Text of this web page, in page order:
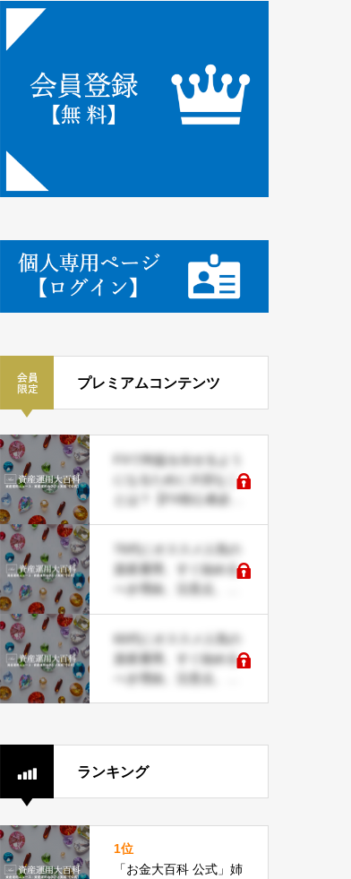
プレミアムコンテンツ
FXで利益を出せるよう
になるために大切なこ
とは？【FX初心者必
70代にオススメ人気の
資産運用、すぐ始める
べき理由、注意点、コ
60代にオススメ人気の
資産運用、すぐ始める
べき理由、注意点、コ
ランキング
1位
「お金大百科 公式」姉